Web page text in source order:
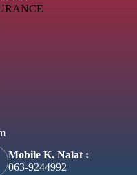
Mobile K. Nalat :
063-9244992